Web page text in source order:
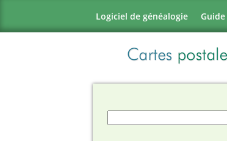
Logiciel de généalogie